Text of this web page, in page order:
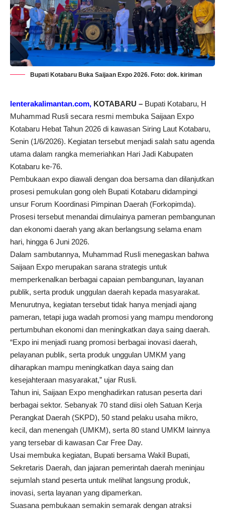
Bupati Kotabaru Buka Saijaan Expo 2026. Foto: dok. kiriman
lenterakalimantan.com, KOTABARU – Bupati Kotabaru, H
Muhammad Rusli secara resmi membuka Saijaan Expo
Kotabaru Hebat Tahun 2026 di kawasan Siring Laut Kotabaru,
Senin (1/6/2026). Kegiatan tersebut menjadi salah satu agenda
utama dalam rangka memeriahkan Hari Jadi Kabupaten
Kotabaru ke-76.
Pembukaan expo diawali dengan doa bersama dan dilanjutkan
prosesi pemukulan gong oleh Bupati Kotabaru didampingi
unsur Forum Koordinasi Pimpinan Daerah (Forkopimda).
Prosesi tersebut menandai dimulainya pameran pembangunan
dan ekonomi daerah yang akan berlangsung selama enam
hari, hingga 6 Juni 2026.
Dalam sambutannya, Muhammad Rusli menegaskan bahwa
Saijaan Expo merupakan sarana strategis untuk
memperkenalkan berbagai capaian pembangunan, layanan
publik, serta produk unggulan daerah kepada masyarakat.
Menurutnya, kegiatan tersebut tidak hanya menjadi ajang
pameran, tetapi juga wadah promosi yang mampu mendorong
pertumbuhan ekonomi dan meningkatkan daya saing daerah.
“Expo ini menjadi ruang promosi berbagai inovasi daerah,
pelayanan publik, serta produk unggulan UMKM yang
diharapkan mampu meningkatkan daya saing dan
kesejahteraan masyarakat,” ujar Rusli.
Tahun ini, Saijaan Expo menghadirkan ratusan peserta dari
berbagai sektor. Sebanyak 70 stand diisi oleh Satuan Kerja
Perangkat Daerah (SKPD), 50 stand pelaku usaha mikro,
kecil, dan menengah (UMKM), serta 80 stand UMKM lainnya
yang tersebar di kawasan Car Free Day.
Usai membuka kegiatan, Bupati bersama Wakil Bupati,
Sekretaris Daerah, dan jajaran pemerintah daerah meninjau
sejumlah stand peserta untuk melihat langsung produk,
inovasi, serta layanan yang dipamerkan.
Suasana pembukaan semakin semarak dengan atraksi